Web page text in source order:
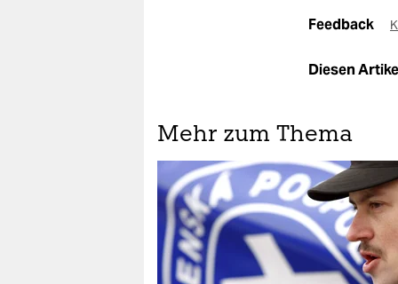
Feedback
Diesen
Mehr zum Thema